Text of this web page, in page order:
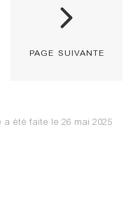
page suivante
été faite le 26 mai 2025